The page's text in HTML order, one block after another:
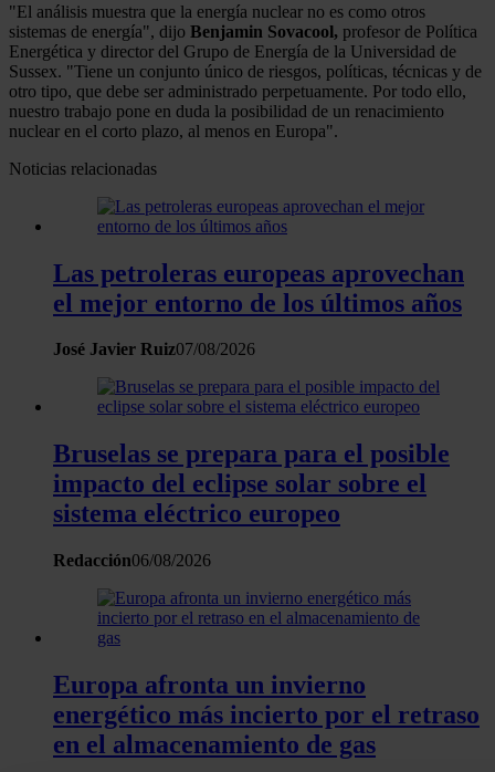
"El análisis muestra que la energía nuclear no es como otros
sistemas de energía", dijo Benjamin Sovacool, profesor de Política
Energética y director del Grupo de Energía de la Universidad de
Sussex. "Tiene un conjunto único de riesgos, políticas, técnicas y de
otro tipo, que debe ser administrado perpetuamente. Por todo ello,
nuestro trabajo pone en duda la posibilidad de un renacimiento
nuclear en el corto plazo, al menos en Europa".
Noticias relacionadas
Las petroleras europeas aprovechan
el mejor entorno de los últimos años
José Javier Ruiz07/08/2026
Bruselas se prepara para el posible
impacto del eclipse solar sobre el
sistema eléctrico europeo
Redacción06/08/2026
Europa afronta un invierno
energético más incierto por el retraso
en el almacenamiento de gas